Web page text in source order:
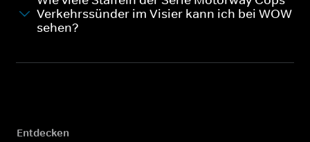
Verkehrssünder im Visier kann ich bei WOW
sehen?
Entdecken